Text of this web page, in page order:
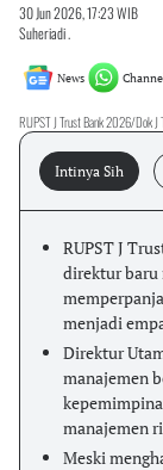
30 Jun 2026, 17:23 WIB
Suheriadi .
News
RUPST J Trust Bank 2026/Dok J
Intinya Sih
RUPST J
direktur baru
menjadi
Direktur
manajemen
manajemen
Meski